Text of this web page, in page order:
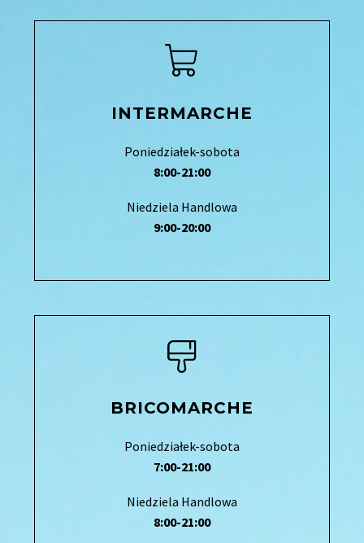
INTERMARCHE
Poniedziałek-sobota
8:00-21:00
Niedziela Handlowa
9:00-20:00
BRICOMARCHE
Poniedziałek-sobota
7:00-21:00
Niedziela Handlowa
8:00-21:00